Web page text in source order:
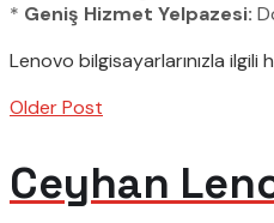
* Geniş Hizmet Yelpazesi:
Lenovo bilgisayarlarınızla ilgili
Older Post
Ceyhan